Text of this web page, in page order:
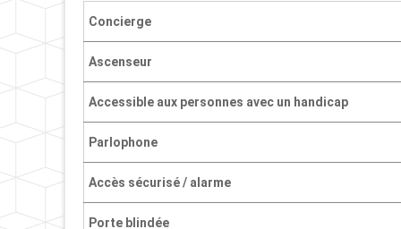
Concierge
Ascenseur
Accessible aux personnes avec un handicap
Parlophone
Accès sécurisé / alarme
Porte blindée